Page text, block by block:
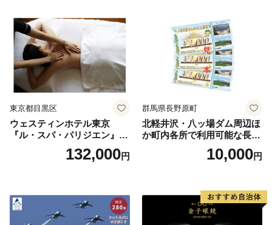
東京都目黒区
ウェスティンホテル東京
『ル・スパ・パリジエン』選
べるボディセラピー90分/1名
132,000円
群馬県長野原町
北軽井沢・八ッ場ダム周辺ほ
か町内各所で利用可能な長野
原町ふるさと感謝券（3,000
円分）【トラベル 観光 旅行
10,000円